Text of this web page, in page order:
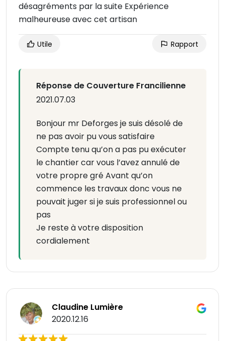
désagréments par la suite Expérience
malheureuse avec cet artisan
Utile Rapport
Réponse de Couverture Francilienne
2021.07.03
Bonjour mr Deforges je suis désolé de
ne pas avoir pu vous satisfaire
Compte tenu qu’on a pas pu exécuter
le chantier car vous l’avez annulé de
votre propre gré Avant qu’on
commence les travaux donc vous ne
pouvait juger si je suis professionnel ou
pas
Je reste à votre disposition
cordialement
Claudine Lumière
2020.12.16